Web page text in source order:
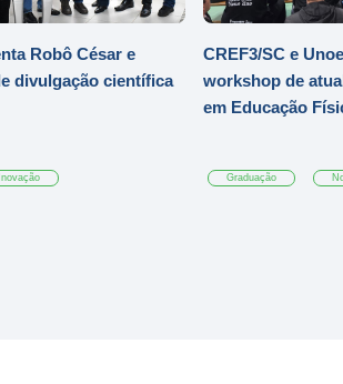
Robô César e
divulgação científica
Inovação
CREF3/SC e
workshop de
em Educação
Graduação